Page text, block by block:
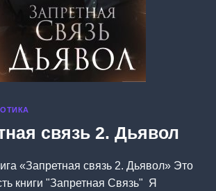
связь 2. Дьявол
«Запретная связь 2. Дьявол» Это
книги "Запретная Связь" Я